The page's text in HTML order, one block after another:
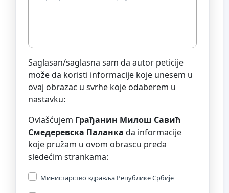
Saglasan/saglasna sam da autor peticije
može da koristi informacije koje unesem u
ovaj obrazac u svrhe koje odaberem u
nastavku:
Ovlašćujem Грађанин Милош Савић
Смедеревска Паланка da informacije
koje pružam u ovom obrascu preda
sledećim strankama:
Министарство здравља Републике Србије